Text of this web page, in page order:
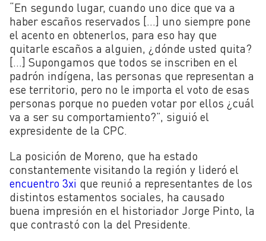
“En segundo lugar, cuando uno dice que va a
haber escaños reservados […] uno siempre pone
el acento en obtenerlos, para eso hay que
quitarle escaños a alguien, ¿dónde usted quita?
[…] Supongamos que todos se inscriben en el
padrón indígena, las personas que representan a
ese territorio, pero no le importa el voto de esas
personas porque no pueden votar por ellos ¿cuál
va a ser su comportamiento?”, siguió el
expresidente de la CPC.
La posición de Moreno, que ha estado
constantemente visitando la región y lideró el
encuentro 3xi que reunió a representantes de los
distintos estamentos sociales, ha causado
buena impresión en el historiador Jorge Pinto, la
que contrastó con la del Presidente.